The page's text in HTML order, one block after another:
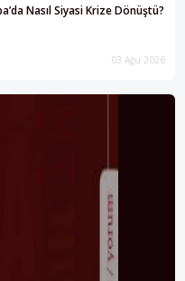
Nasıl Siyasi Krize Dönüştü?
03 Ağu 2026